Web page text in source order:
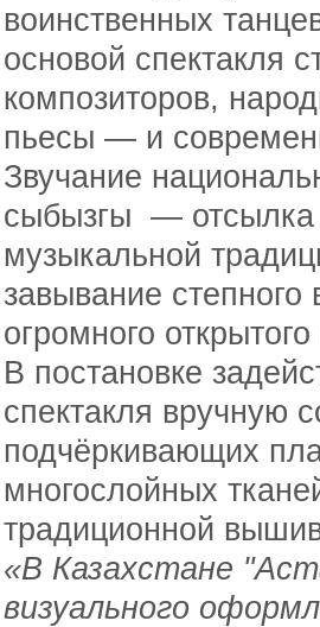
воинственных
основой спектакля
композиторов,
пьесы — и
Звучание
сыбызгы — отсылка
музыкальной
завывание
огромного
В постановке
спектакля вручную
подчёркивающих
многослойных
традиционной
«В Казахстане
визуального